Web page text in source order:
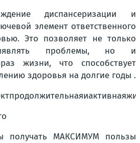
диспансеризации и
элемент ответственного
Это позволяет не только
проблемы, но и
жизни, что способствует
здоровья на долгие годы .
получать МАКСИМУМ пользы